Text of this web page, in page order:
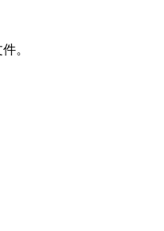
。